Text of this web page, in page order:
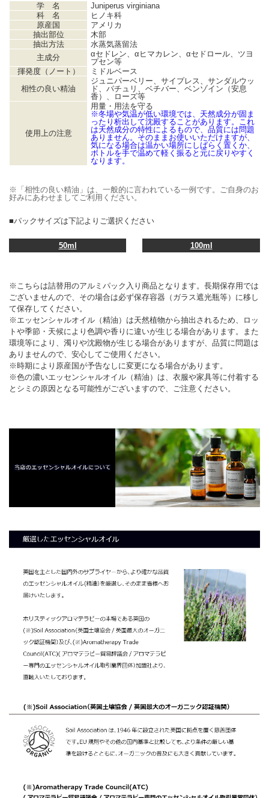
学 名
Juniperus virginiana
科 名
ヒノキ科
原産国
アメリカ
抽出部位
木部
抽出方法
水蒸気蒸留法
主成分
αセドレン、αヒマカレン、αセドロール、ツヨ
プセン等
揮発度（ノート）
ミドルベース
相性の良い精油
ジュニパーベリー、サイプレス、サンダルウッ
ド、パチュリ、ベチバー、ベンゾイン（安息
香）、ローズ等
使用上の注意
用量・用法を守る
※冬場や気温が低い環境では、天然成分が固ま
ったり析出して沈殿することがあります。これ
は天然成分の特性によるもので、品質には問題
ありません。そのままお使いいただけますが、
気になる場合は温かい場所にしばらく置くか、
ボトルを手で温めて軽く振ると元に戻りやすく
なります。
※「相性の良い精油」は、一般的に言われている一例です。ご自身のお
好みにあわせましてご利用ください。
■パックサイズは下記よりご選択ください
50ml 100ml
※こちらは詰替用のアルミパック入り商品となります。長期保存用では
ございませんので、その場合は必ず保存容器（ガラス遮光瓶等）に移し
て保存してください。
※エッセンシャルオイル（精油）は天然植物から抽出されるため、ロッ
トや季節・天候により色調や香りに違いが生じる場合があります。また
環境等により、濁りや沈殿物が生じる場合がありますが、品質に問題は
ありませんので、安心してご使用ください。
※時期により原産国が予告なしに変更になる場合があります。
※色の濃いエッセンシャルオイル（精油）は、衣服や家具等に付着する
とシミの原因となる可能性がございますので、ご注意ください。